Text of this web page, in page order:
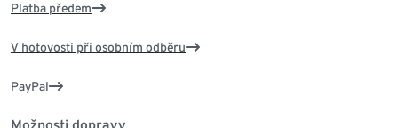
Platba předem
V hotovosti při osobním odběru
PayPal